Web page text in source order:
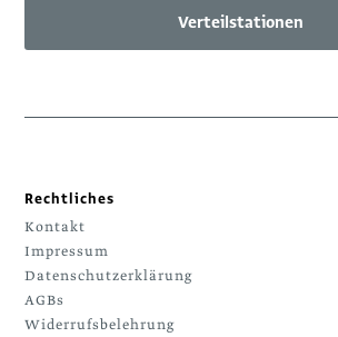
Verteilstationen
Rechtliches
Kontakt
Impressum
Datenschutzerklärung
AGBs
Widerrufsbelehrung